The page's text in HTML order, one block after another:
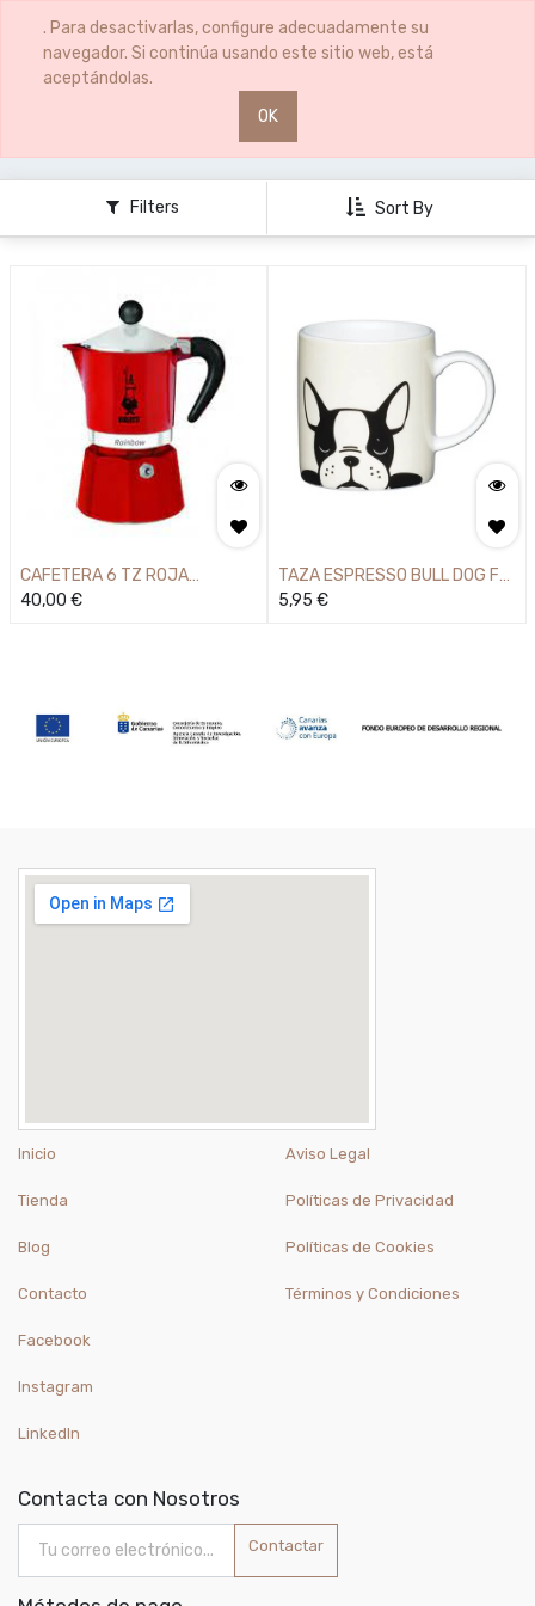
. Para desactivarlas, configure adecuadamente su
navegador. Si continúa usando este sitio web, está
aceptándolas.
OK
0 0
Filters Sort By
CAFETERA 6 TZ ROJA
RAINBOW
40,00 €
TAZA ESPRESSO BULL DOG FR
80ML
5,95 €
Inicio
Tienda
Blog
Contacto
Aviso Legal
Políticas de Privacidad
Políticas de Cookies
Términos y Condiciones
Facebook
Instagram
LinkedIn
Contacta con Nosotros
Contactar